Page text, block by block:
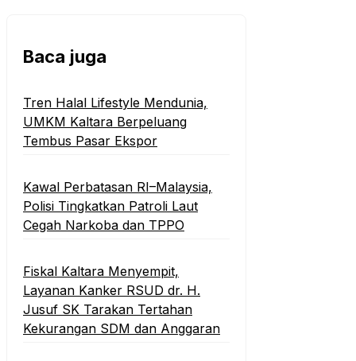
Baca juga
Tren Halal Lifestyle Mendunia,
UMKM Kaltara Berpeluang
Tembus Pasar Ekspor
Kawal Perbatasan RI–Malaysia,
Polisi Tingkatkan Patroli Laut
Cegah Narkoba dan TPPO
Fiskal Kaltara Menyempit,
Layanan Kanker RSUD dr. H.
Jusuf SK Tarakan Tertahan
Kekurangan SDM dan Anggaran